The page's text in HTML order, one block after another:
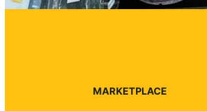
MARKETPLACE